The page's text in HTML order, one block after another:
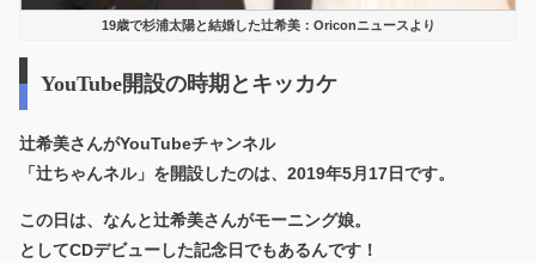
19歳で杉浦太陽と結婚した辻希美：Oriconニュースより
YouTube開設の時期とキッカケ
辻希美さんがYouTubeチャンネル
「辻ちゃんネル」を開設したのは、 2019年5月17日です。
この日は、なんと辻希美さんがモーニング娘。
としてCDデビューした記念日でもあるんです！